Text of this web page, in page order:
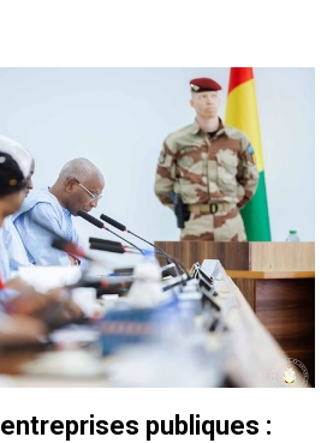
publiques :